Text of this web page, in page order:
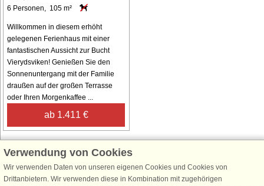
6 Personen, 105 m²
Willkommen in diesem erhöht
gelegenen Ferienhaus mit einer
fantastischen Aussicht zur Bucht
Vierydsviken! Genießen Sie den
Sonnenuntergang mit der Familie
draußen auf der großen Terrasse
oder Ihren Morgenkaffee ...
ab 1.411 €
Schließen Sie sich 100.000 Ferienhaus-Fans an
Verwendung von Cookies
Wir verwenden Daten von unseren eigenen Cookies und Cookies von
Drittanbietern. Wir verwenden diese in Kombination mit zugehörigen